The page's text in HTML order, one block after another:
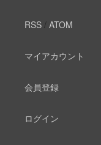
RSS / ATOM
マイアカウント
会員登録
ログイン